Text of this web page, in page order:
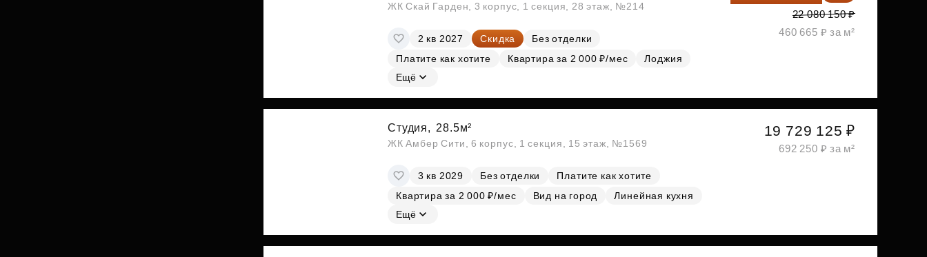
ЖК Скай Гарден, 3 корпус, 1 секция, 28 этаж, №214
2 кв 2027 Скидка
Без отделки
Платите как хотите
Квартира за 2 000 ₽/мес
Лоджия
Ещё
22 080 150 ₽
460 665 ₽ за м²
Студия, 28.5м²
ЖК Амбер Сити, 6 корпус, 1 секция, 15 этаж, №1569
3 кв 2029 Без отделки
Платите как хотите
Квартира за 2 000 ₽/мес
Вид на город
Линейная кухня
Ещё
19 729 125 ₽
692 250 ₽ за м²